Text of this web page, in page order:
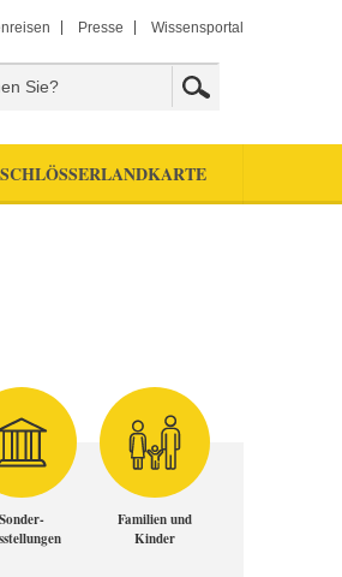
Presse Wissensportal
SCHLÖSSERLANDKARTE
Sonder-
Familien und
Kinder